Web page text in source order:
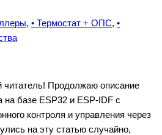
, • Термостат + ОПС, •
Продолжаю описание
на базе ESP32 и ESP-IDF с
контроля и управления через
на эту статью случайно,